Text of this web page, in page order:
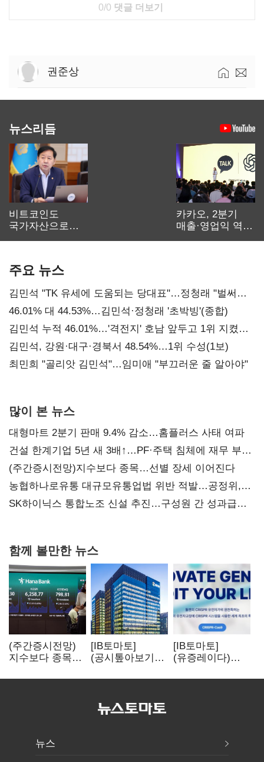
0/0 댓글 더보기
권준상
뉴스리듬
비트코인도
국가자산으로…'
카카오, 2분기
매출·영업익 역대
주요 뉴스
김민석 "TK 유세에 도움되는 당대표"…정청래 "벌써
대표된 양 당직 배분"
46.01% 대 44.53%…김민석·정청래 '초박빙'(종합)
김민석 누적 46.01%…'격전지' 호남 앞두고 1위 지켰다
(2보)
김민석, 강원·대구·경북서 48.54%…1위 수성(1보)
최민희 "골리앗 김민석"…임미애 "부끄러운 줄 알아야"
많이 본 뉴스
대형마트 2분기 판매 9.4% 감소…홈플러스 사태 여파
건설 한계기업 5년 새 3배↑…PF·주택 침체에 재무 부담
확대
(주간증시전망)지수보다 종목…선별 장세 이어진다
농협하나로유통 대규모유통업법 위반 적발…공정위,
과징금 4억6200만원 부과
SK하이닉스 통합노조 신설 추진…구성원 간 성과급
함께 볼만한 뉴스
(주간증시전망)
지수보다 종목…
이어진다
[IB토마토]
(공시톺아보기)
바로 매출로
[IB토마토]
(유증레이다)
3분의 1 토막…
뉴스